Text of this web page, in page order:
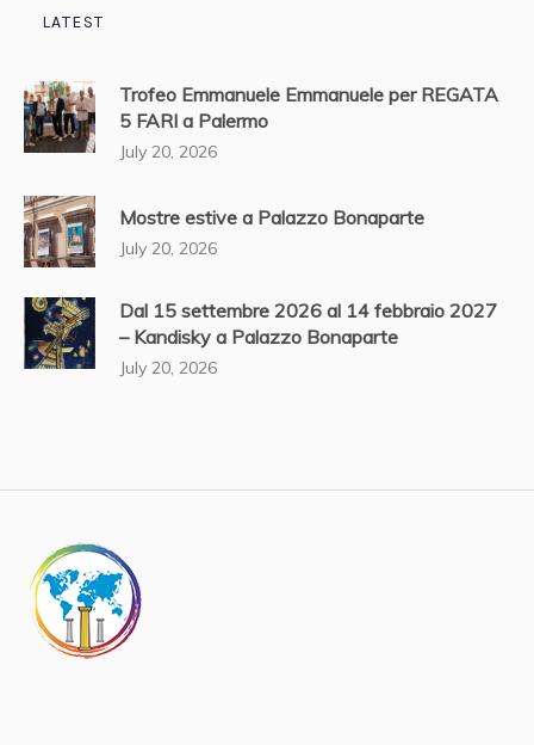
LATEST
Trofeo Emmanuele Emmanuele per REGATA
5 FARI a Palermo
July 20, 2026
Mostre estive a Palazzo Bonaparte
July 20, 2026
Dal 15 settembre 2026 al 14 febbraio 2027
– Kandisky a Palazzo Bonaparte
July 20, 2026